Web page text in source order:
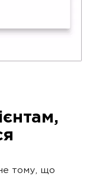
тому, що